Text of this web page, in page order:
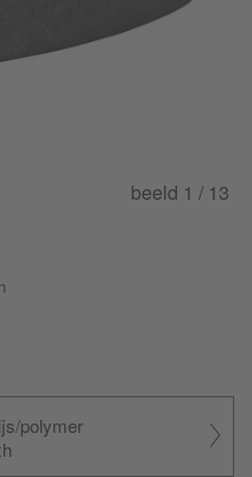
beeld 1 / 13
polymer